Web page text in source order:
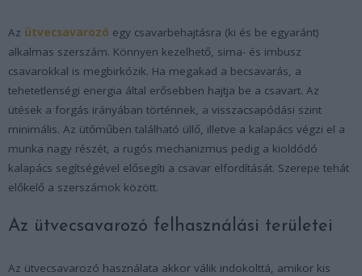
Az ütvecsavarozó egy csavarbehajtásra (ki és be egyaránt)
alkalmas szerszám. Könnyen kezelhető, sima- és imbusz
csavarokkal is megbirkózik. Ha megakad a becsavarás, a
tehetetlenségi energia által erősebben hajtja be a csavart. Az
ütések a forgás irányában történnek, a visszacsapódási szint
minimális. Az ütőműben található üllő, illetve a kalapács végzi el a
munka nagy részét, a rugós mechanizmus pedig a kioldódó
kalapács segítségével elősegíti a csavar elfordítását. Szerepe tehát
előkelő a szerszámok között.
Az ütvecsavarozó felhasználási területei
Az ütvecsavarozó használata akkor válik indokolttá, amikor kis